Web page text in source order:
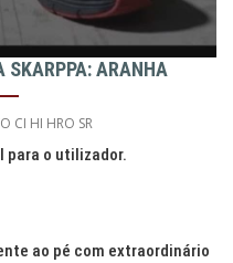
SKARPPA: ARANHA
CI HI HRO SR
o utilizador.
ao pé com extraordinário